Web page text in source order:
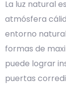
La luz natural
atmósfera
entorno
formas de
puede lograr
puertas